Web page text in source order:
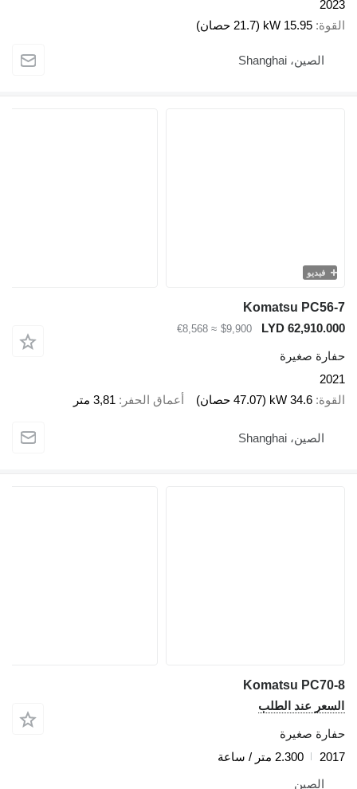
15.95 kW (21.7 حصان)
الصين، Shanghai
Komatsu
LYD
$9,900
≈ €8,568
صغيرة
34.6 kW (47.07 حصان) أعماق الحفر 3,81 متر
الصين، Shanghai
Komatsu
عند الطلب
صغيرة
2.300 متر / ساعة